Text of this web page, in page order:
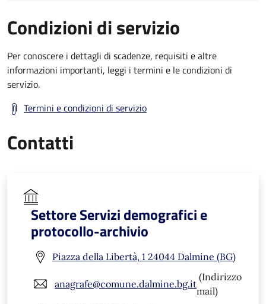
Condizioni di servizio
Per conoscere i dettagli di scadenze, requisiti e altre
informazioni importanti, leggi i termini e le condizioni di
servizio.
Termini e condizioni di servizio
Contatti
Settore Servizi demografici e
protocollo-archivio
Piazza della Libertà, 1 24044 Dalmine (BG)
anagrafe@comune.dalmine.bg.it
(Indirizzo
mail)